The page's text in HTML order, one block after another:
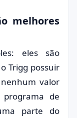
melhores
eles são
Trigg possuir
valor
de
parte do